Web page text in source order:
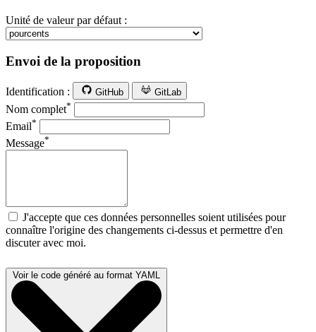
Unité de valeur par défaut :
Envoi de la proposition
Identification : GitHub GitLab
Nom complet*
Email*
Message*
J'accepte que ces données personnelles soient utilisées pour
connaître l'origine des changements ci-dessus et permettre d'en
discuter avec moi.
Voir le code généré au format YAML